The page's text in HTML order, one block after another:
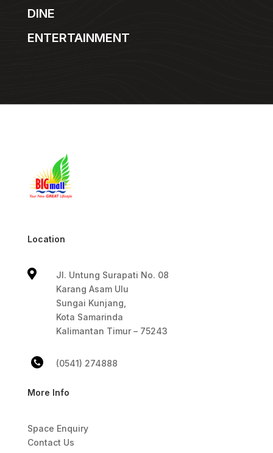
DINE
ENTERTAINMENT
Location

Jl. Untung Surapati No. 08
Karang Asam Ulu
Sungai Kunjang,
Kota Samarinda
Kalimantan Timur – 75243
(0541) 274888
More Info
Space Enquiry
Contact Us